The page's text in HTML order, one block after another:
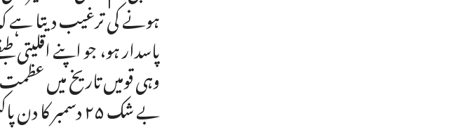
ہونے کی ترغیب دیتا ہے
پاسدار ہو، جو اپنے
وہی قومیں تاریخ میں
بے شک ۲۵ دسمبر کا دن پاکستان کے اسی عظیم اور روشن وژن کی ایک لازوال علامت ہے